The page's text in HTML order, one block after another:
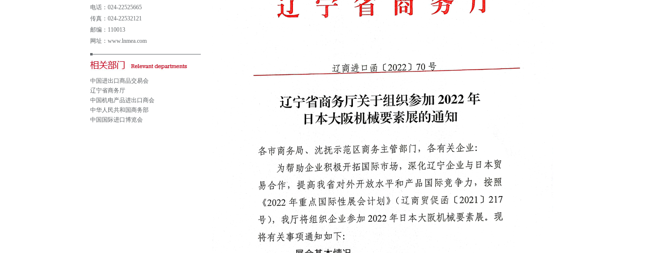
电话：024-22525665
传真：024-22532121
邮编：110013
网址：www.lnmea.com
中国进出口商品交易会
辽宁省商务厅
中国机电产品进出口商会
中华人民共和国商务部
中国国际进口博览会